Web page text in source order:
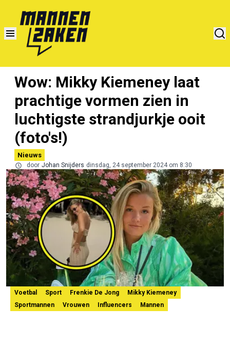
Wow: Mikky Kiemeney laat
prachtige vormen zien in
luchtigste strandjurkje ooit
(foto's!)
Nieuws
door Johan Snijders dinsdag, 24 september 2024 om 8:30
Voetbal Sport Frenkie De Jong
Mikky Kiemeney
Sportmannen
Vrouwen Influencers Mannen